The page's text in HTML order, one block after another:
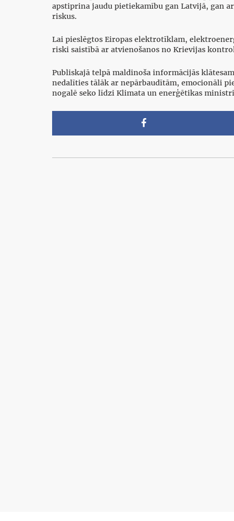
apstiprina jaudu pietiekamību gan Latvijā, gan
riskus.
Lai pieslēgtos Eiropas elektrotīklam,
riski saistībā ar atvienošanos no Krievijas
Publiskajā telpā maldinoša informācijās
nedalīties tālāk ar nepārbaudītām, emocionāli
nogalē seko līdzi Klimata un enerģētikas
